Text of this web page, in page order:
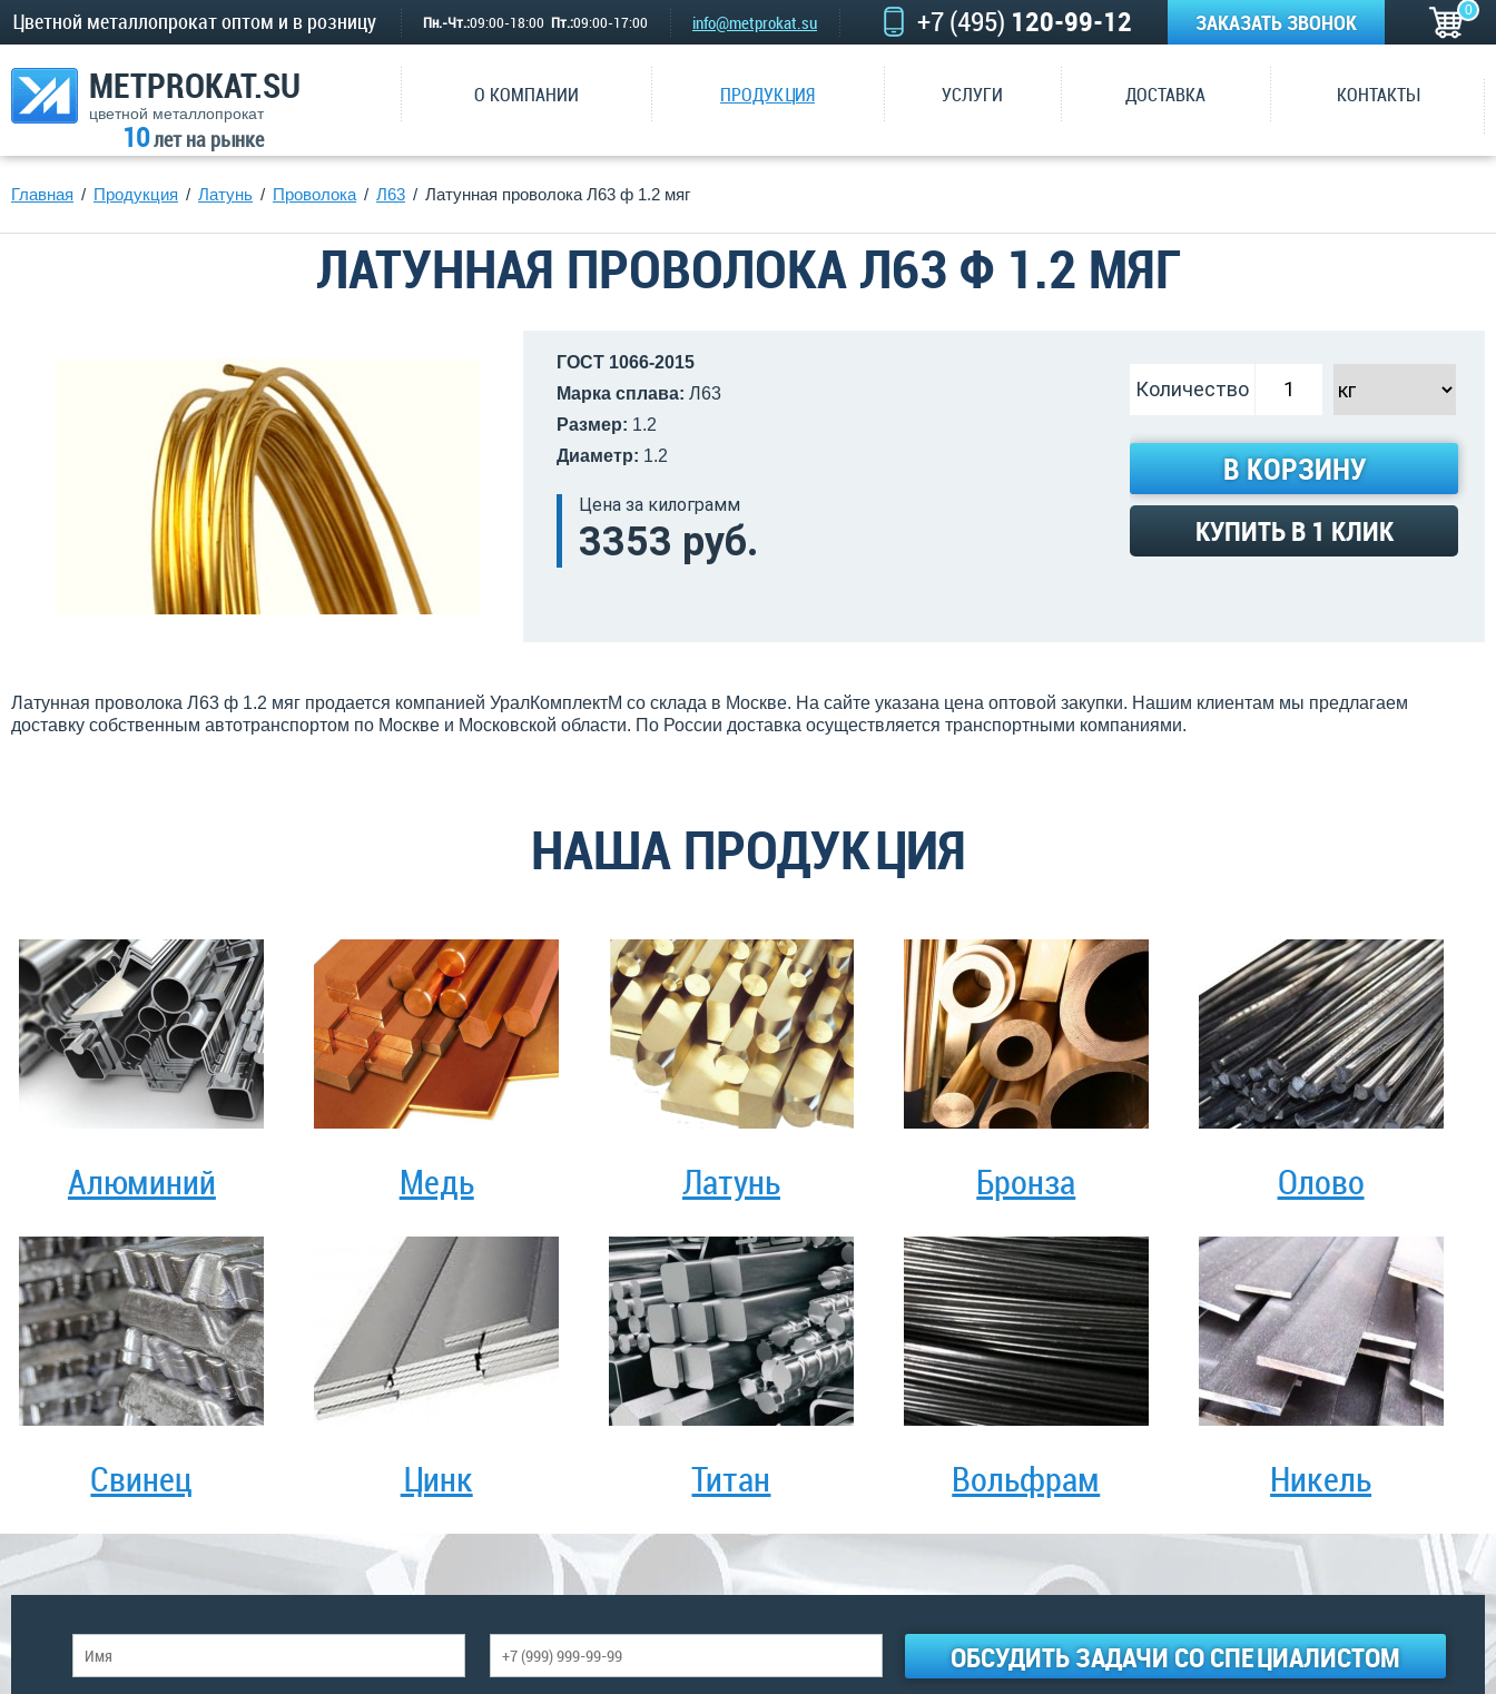
Цветной металлопрокат оптом и в розницу Пн.-Чт.:09:00-18:00 Пт.:09:00-17:00 info@metprokat.su +7 (495) 120-99-12 0
ЗАКАЗАТЬ ЗВОНОК
METPROKAT.SU
цветной металлопрокат
10лет на рынке
О КОМПАНИИ ПРОДУКЦИЯ УСЛУГИ ДОСТАВКА КОНТАКТЫ
Главная Продукция Латунь Проволока Л63 Латунная проволока Л63 ф 1.2 мяг
ЛАТУННАЯ ПРОВОЛОКА Л63 Ф 1.2 МЯГ
ГОСТ 1066-2015
Марка сплава: Л63
Размер: 1.2
Диаметр: 1.2
Цена за килограмм
3353 руб.
Количество
В КОРЗИНУ
КУПИТЬ В 1 КЛИК
Латунная проволока Л63 ф 1.2 мяг продается компанией УралКомплектМ со склада в Москве. На сайте указана цена оптовой закупки. Нашим клиентам мы предлагаем
доставку собственным автотранспортом по Москве и Московской области. По России доставка осуществляется транспортными компаниями.
НАША ПРОДУКЦИЯ
Алюминий Медь Латунь Бронза Олово
Свинец Цинк Титан Вольфрам Никель
ОБСУДИТЬ ЗАДАЧИ СО СПЕЦИАЛИСТОМ